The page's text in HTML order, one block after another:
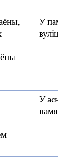
У
вуліцы
У